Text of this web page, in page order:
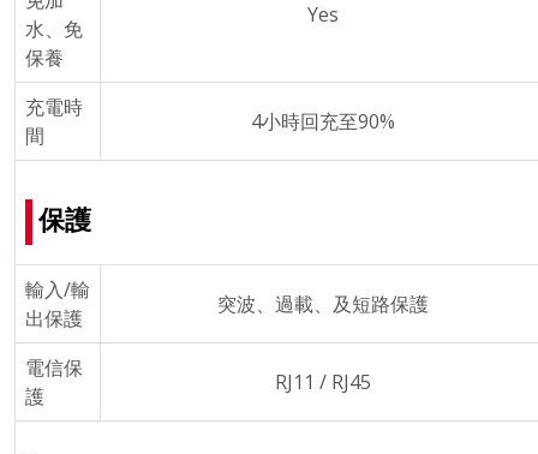
水、免
保養
Yes
充電時
間
4小時回充至90%
保護
輸入/輸
出保護
突波、過載、及短路保護
電信保
護
RJ11 / RJ45